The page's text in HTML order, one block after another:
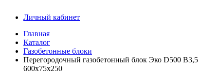
Личный кабинет
Главная
Каталог
Газобетонные блоки
Перегородочный газобетонный блок Эко D500 B3,5
600x75x250